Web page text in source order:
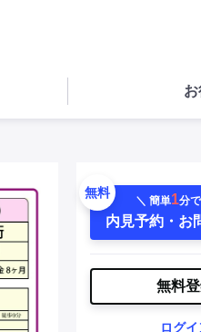
無料
＼ 簡単1分
内見予約・お
無料
ログ